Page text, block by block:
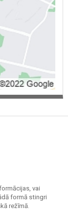
vai
formā stingri
režīmā.